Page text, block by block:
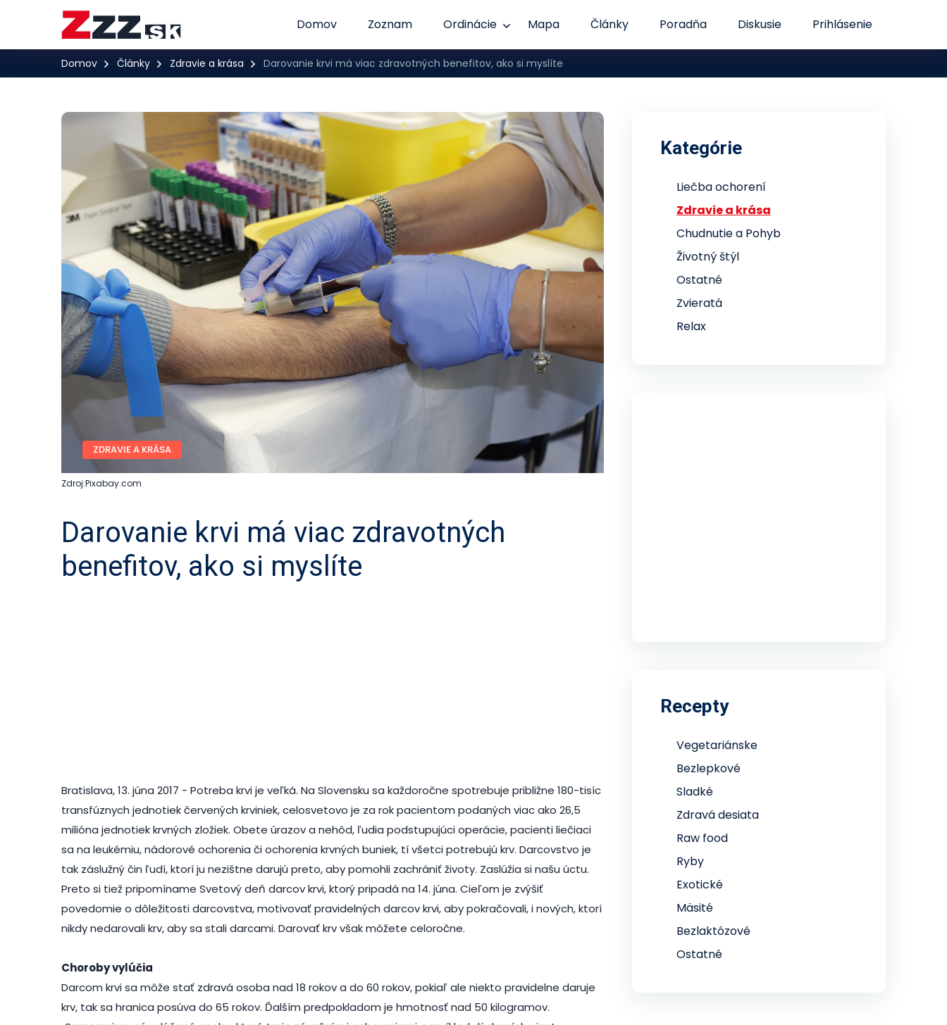
Domov Zoznam Ordinácie Mapa Články Poradňa Diskusie Prihlásenie
Domov Články Zdravie a krása Darovanie krvi má viac zdravotných benefitov, ako si myslíte
ZDRAVIE A KRÁSA
Zdroj:Pixabay.com
Darovanie krvi má viac zdravotných
benefitov, ako si myslíte
Bratislava, 13. júna 2017 - Potreba krvi je veľká. Na Slovensku sa každoročne spotrebuje približne 180-tisíc
transfúznych jednotiek červených krviniek, celosvetovo je za rok pacientom podaných viac ako 26,5
milióna jednotiek krvných zložiek. Obete úrazov a nehôd, ľudia podstupujúci operácie, pacienti liečiaci
sa na leukémiu, nádorové ochorenia či ochorenia krvných buniek, tí všetci potrebujú krv. Darcovstvo je
tak záslužný čin ľudí, ktorí ju nezištne darujú preto, aby pomohli zachrániť životy. Zaslúžia si našu úctu.
Preto si tiež pripomíname Svetový deň darcov krvi, ktorý pripadá na 14. júna. Cieľom je zvýšiť
povedomie o dôležitosti darcovstva, motivovať pravidelných darcov krvi, aby pokračovali, i nových, ktorí
nikdy nedarovali krv, aby sa stali darcami. Darovať krv však môžete celoročne.
Choroby vylúčia
Darcom krvi sa môže stať zdravá osoba nad 18 rokov a do 60 rokov, pokiaľ ale niekto pravidelne daruje
krv, tak sa hranica posúva do 65 rokov. Ďalším predpokladom je hmotnosť nad 50 kilogramov.
Kategórie
Liečba ochorení
Zdravie a krása
Chudnutie a Pohyb
Životný štýl
Ostatné
Zvieratá
Relax
Recepty
Vegetariánske
Bezlepkové
Sladké
Zdravá desiata
Raw food
Ryby
Exotické
Mäsité
Bezlaktózové
Ostatné